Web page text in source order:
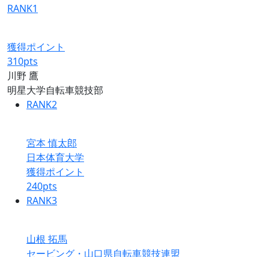
RANK1
獲得ポイント
310pts
川野 鷹
明星大学自転車競技部
RANK2
宮本 慎太郎
日本体育大学
獲得ポイント
240pts
RANK3
山根 拓馬
セービング・山口県自転車競技連盟